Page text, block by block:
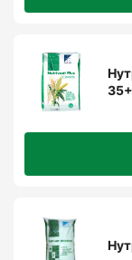
выровненных
упрощает